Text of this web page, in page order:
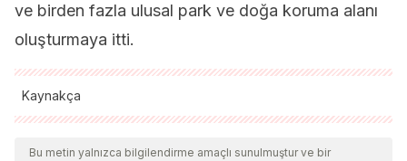
ve birden fazla ulusal park ve doğa koruma alanı
oluşturmaya itti.
Kaynakça
Tüm alıntı yapılan kaynaklar, kalitelerini, güvenilirliklerini,
güncelliklerini ve geçerliliklerini sağlamak için ekibimiz
Bu metin yalnızca bilgilendirme amaçlı sunulmuştur ve bir